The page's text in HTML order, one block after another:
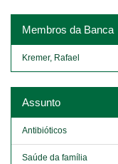
Membros da Banca
Kremer, Rafael
Assunto
Antibióticos
Saúde da família